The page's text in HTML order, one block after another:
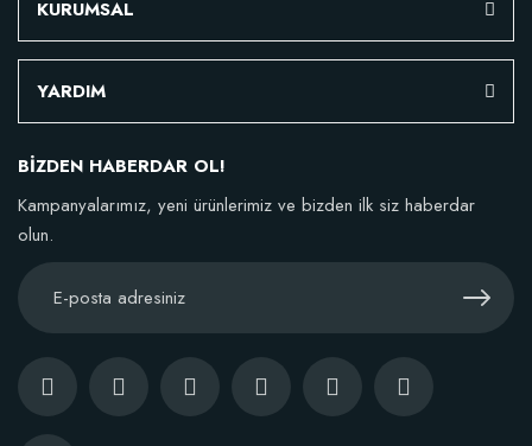
Sepete Ekle
KURUMSAL
YARDIM
BİZDEN HABERDAR OL!
Kampanyalarımız, yeni ürünlerimiz ve bizden ilk siz haberdar
olun.